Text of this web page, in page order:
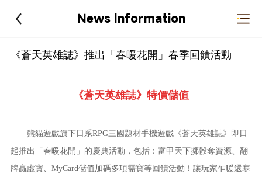
News Information
《蒼天英雄誌》推出「春暖花開」春季回饋活動
《蒼天英雄誌》特價儲值
熊貓遊戲旗下日系RPG三國題材手機遊戲《蒼天英雄誌》即日
起推出「春暖花開」的慶典活動，包括：富甲天下擲骰奪資源、翻
牌贏虛寶、MyCard儲值加碼多項需寶等回饋活動！讓玩家乍暖還寒